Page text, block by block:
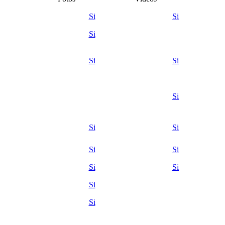
Si Si
Si
Si Si
Si
Si Si
Si Si
Si Si
Si
Si